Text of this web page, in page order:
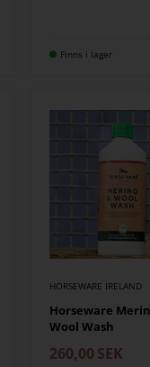
Finns i lager
HORSEWARE IRELAND
Horseware
Wool Wash
260,00 SEK